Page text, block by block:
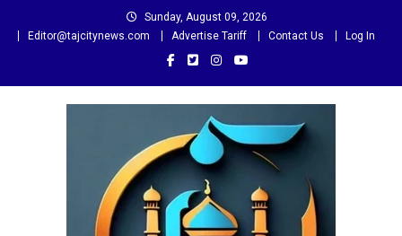
Sunday, August 09, 2026
Editor@tajcitynews.com
Advertise Tariff Contact Us Log In